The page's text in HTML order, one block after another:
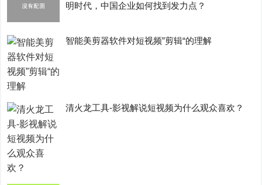
明时代，中国企业如何找到发力点？
智能美剪器软件对短视频”剪辑“的理解
清火龙工具-影视解说短视频为什么观众喜欢？